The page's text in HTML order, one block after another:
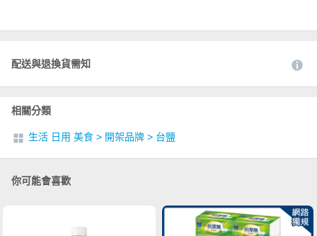
配送與退換貨需知
相關分類
生活 日用 美食 > 開架品牌 > 台鹽
你可能會喜歡